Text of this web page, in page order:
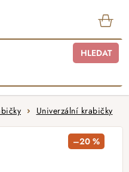
HLEDAT
Univerzální krabičky
–20 %